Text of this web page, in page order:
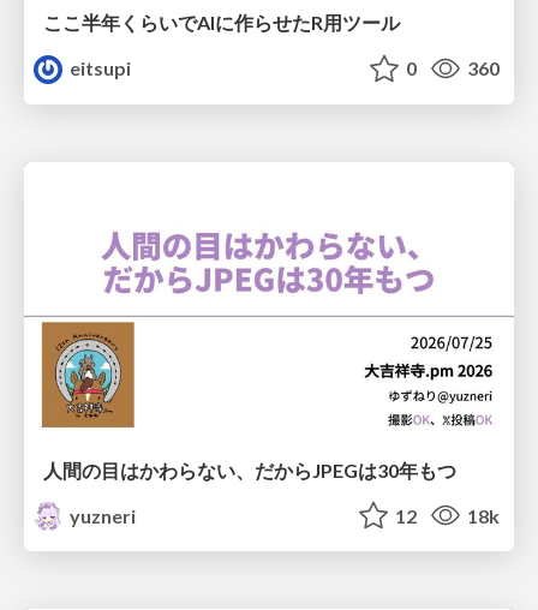
ここ半年くらいでAIに作らせたR用ツール
eitsupi
0 360
人間の目はかわらない、だからJPEGは30年もつ
yuzneri
12 18k